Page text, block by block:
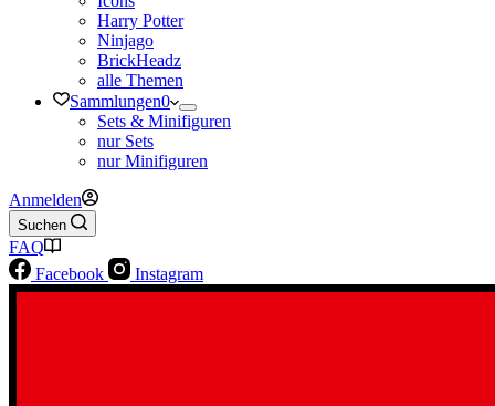
Harry Potter
Ninjago
BrickHeadz
alle Themen
Sammlungen0
Sets & Minifiguren
nur Sets
nur Minifiguren
Anmelden
Suchen
FAQ
Facebook
Instagram